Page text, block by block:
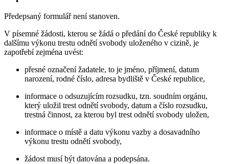
Předepsaný formulář není stanoven.
V písemné žádosti, kterou se žádá o předání do České republiky k
dalšímu výkonu trestu odnětí svobody uloženého v cizině, je
zapotřebí zejména uvést:
přesné označení žadatele, to je jméno, příjmení, datum
narození, rodné číslo, adresa bydliště v České republice,
informace o odsuzujícím rozsudku, tzn. soudním orgánu,
který uložil trest odnětí svobody, datum a číslo rozsudku,
trestná činnost, za kterou byl trest odnětí svobody uložen,
informace o místě a datu výkonu vazby a dosavadního
výkonu trestu odnětí svobody,
žádost musí být datována a podepsána.